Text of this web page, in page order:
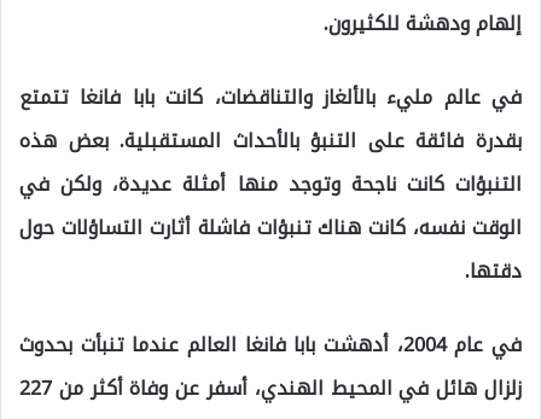
إلهام ودهشة للكثيرون.
في عالم مليء بالألغاز والتناقضات، كانت بابا فانغا تتمتع
بقدرة فائقة على التنبؤ بالأحداث المستقبلية. بعض هذه
التنبؤات كانت ناجحة وتوجد منها أمثلة عديدة، ولكن في
الوقت نفسه، كانت هناك تنبؤات فاشلة أثارت التساؤلات حول
دقتها.
في عام 2004، أدهشت بابا فانغا العالم عندما تنبأت بحدوث
زلزال هائل في المحيط الهندي، أسفر عن وفاة أكثر من 227